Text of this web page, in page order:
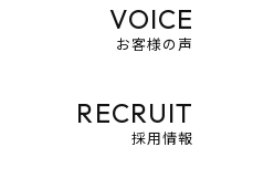
VOICE
お客様の声
RECRUIT
採用情報